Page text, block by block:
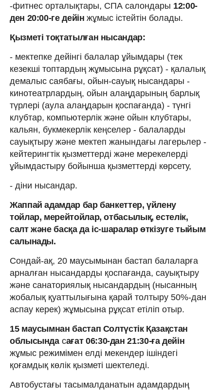
-фитнес орталықтары, СПА салондары 12:00-
ден 20:00-ге дейінжұмыс істейтін болады.
Қызметі тоқтатылған нысандар:
- мектепке дейінгі балалар ұйымдары (тек
кезекші топтардың жұмысына рұқсат) - қалалық
демалыс саябағы, ойын-сауық нысандары -
кинотеатрлардың, ойын алаңдарының барлық
түрлері (аула алаңдарын қоспағанда) - түнгі
клубтар, компьютерлік және ойын клубтары,
кальян, букмекерлік кеңселер - балаларды
сауықтыру және мектеп жанындағы лагерьлер -
кейтерингтік қызметтерді және мерекелерді
ұйымдастыру бойынша қызметтерді көрсету,
- діни нысандар.
Жаппай адамдар бар банкеттер, үйлену
тойлар, мерейтойлар, отбасылық, естелік,
салт және басқа да іс-шаралар өткізуге тыйым
салынады.
Сондай-ақ, 20 маусымынан бастап балаларға
арналған нысандарды қоспағанда, сауықтыру
және санаториялық нысандардың (нысанның
жобалық қуаттылығына қарай толтыру 50%-дан
аспау керек) жұмысына рұқсат етіліп отыр.
15 маусымнан бастап Солтүстік Қазақстан
облысындасағат 06:30-дан 21:30-ға дейін
жұмыс режимімен елді мекендер ішіндегі
қоғамдық көлік қызметі шектеледі.
Автобустағы тасымалданатын адамдардың